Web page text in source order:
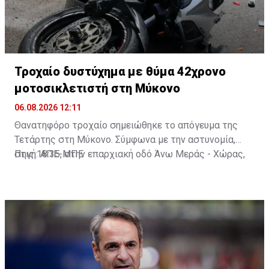
Τροχαίο δυστύχημα με θύμα 42χρονο
μοτοσικλετιστή στη Μύκονο
06.08.2026 12:11
Θανατηφόρο τροχαίο σημειώθηκε το απόγευμα της
Τετάρτης στη Μύκονο. Σύμφωνα με την αστυνομία,
στις 18:35, στην επαρχιακή οδό Άνω Μεράς - Χώρας,
25χρονος. Από τη σύγκρουση ο 42χρονος
τραυματίστηκε θανάσιμα. Τα αίτια του δυστυχήματος
διερευνώνται από την Υποδιεύθυνση Αστυνομίας
Πηγή: ΑΠΕ-ΜΠΕ